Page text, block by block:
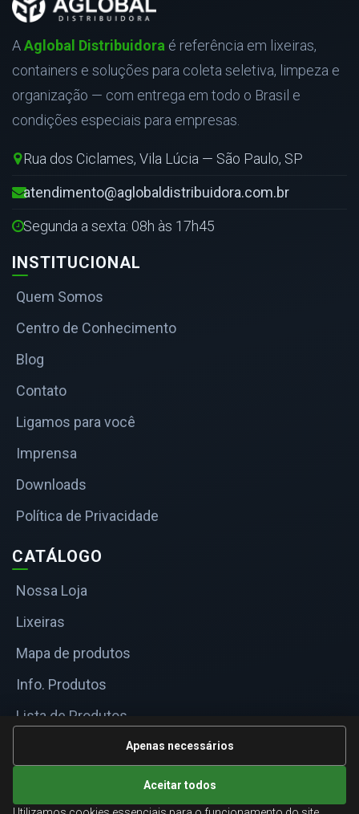
AAglobal Distribuidora é referência em lixeiras,
containers e soluções para coleta seletiva, limpeza e
organização — com entrega em todo o Brasil e
condições especiais para empresas.
Rua dos Ciclames, Vila Lúcia — São Paulo, SP
atendimento@aglobaldistribuidora.com.br
Segunda a sexta: 08h às 17h45
INSTITUCIONAL
Quem Somos
Centro de Conhecimento
Blog
Contato
Ligamos para você
Imprensa
Downloads
Política de Privacidade
CATÁLOGO
Nossa Loja
Lixeiras
Mapa de produtos
Info. Produtos
Lista de Produtos
Informações TécnicasApenas necessários
Aceitar todos